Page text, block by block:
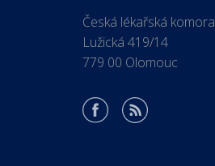
Česká lékařská komora
Lužická 419/14
779 00 Olomouc